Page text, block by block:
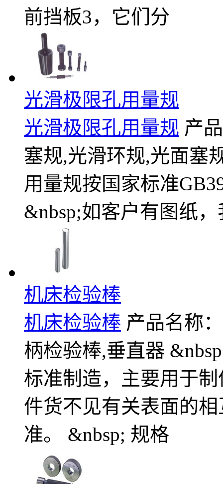
前挡板3，它们分
光滑极限孔用量规
光滑极限孔用量规 产
塞规,光滑环规,光面塞
用量规按国家标准
&nbsp;如客户有图纸
机床检验棒
机床检验棒 产品名称
柄检验棒,垂直器
标准制造，主要用于
件货不见有关表面的
准。 &nbsp; 规格